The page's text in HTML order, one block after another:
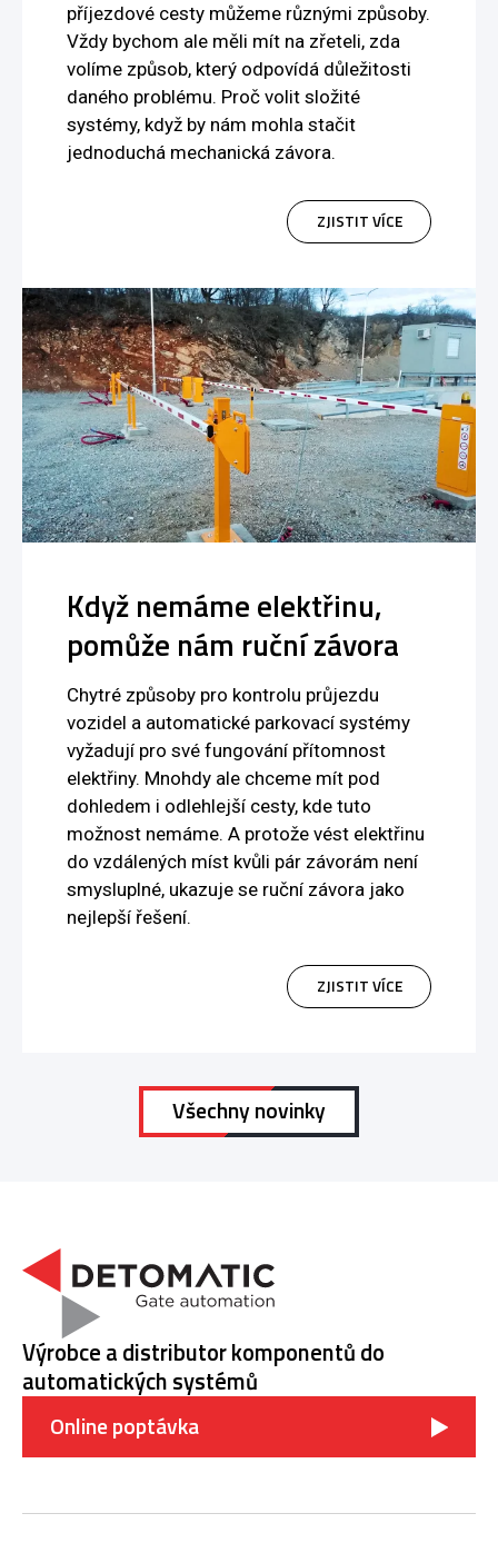
příjezdové cesty můžeme různými způsoby.
Vždy bychom ale měli mít na zřeteli, zda
volíme způsob, který odpovídá důležitosti
daného problému. Proč volit složité
systémy, když by nám mohla stačit
jednoduchá mechanická závora.
ZJISTIT VÍCE
Když nemáme elektřinu,
pomůže nám ruční závora
Chytré způsoby pro kontrolu průjezdu
vozidel a automatické parkovací systémy
vyžadují pro své fungování přítomnost
elektřiny. Mnohdy ale chceme mít pod
dohledem i odlehlejší cesty, kde tuto
možnost nemáme. A protože vést elektřinu
do vzdálených míst kvůli pár závorám není
smysluplné, ukazuje se ruční závora jako
nejlepší řešení.
ZJISTIT VÍCE
Všechny novinky
Výrobce a distributor komponentů do
automatických systémů
Online poptávka